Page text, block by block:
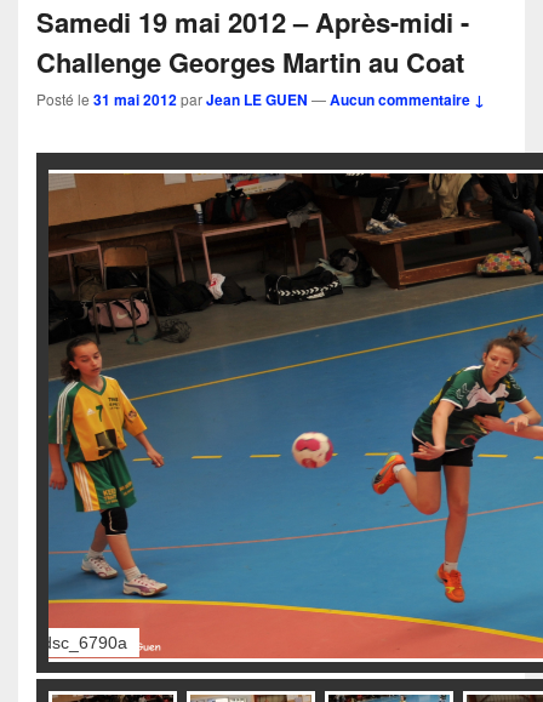
Samedi 19 mai 2012 – Après-midi -
Challenge Georges Martin au Coat
Posté le 31 mai 2012parJean LE GUEN —Aucun commentaire ↓
dsc_6793a